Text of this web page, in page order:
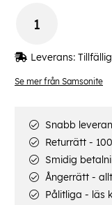
Se mer från Samsonite
Leverans:
Snabb
Returrätt -
Smidig
Ångerrätt -
Pålitliga - läs